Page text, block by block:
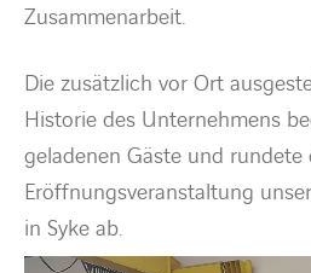
Zusammenarbeit.
Die zusätzlich vor Ort
Historie des Unternehmens
geladenen Gäste und rundete
Eröffnungsveranstaltung
in Syke ab.